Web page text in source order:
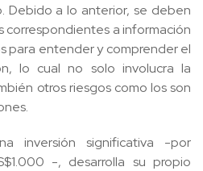
Debido a lo anterior, se deben
correspondientes a información
para entender y comprender el
lo cual no solo involucra la
otros riesgos como los son
inversión significativa -por
-, desarrolla su propio